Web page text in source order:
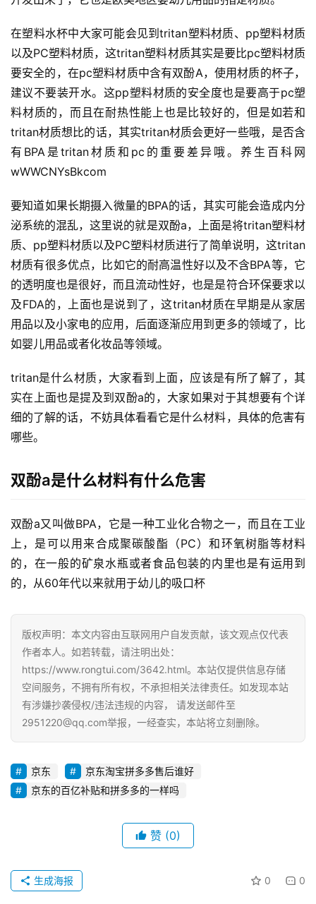
首
页
媒
G
O
优
观
察
运
营
货
在塑料水杯中大家可能会见到tritan塑料材质、pp塑料材质
以及PC塑料材质，这tritan塑料材质其实是要比pc塑料材质
要安全的，在pc塑料材质中含有双酚A，使用材质的杯子，
建议不要装开水。这pp塑料材质的安全度也是要高于pc塑
料材质的，而且在耐热性能上也是比较好的，但是如若和
tritan材质想比的话，其实tritan材质会更好一些哦，是否含
有BPA是tritan材质和pc的重要差异哦。养生百科网
wWWCNYsBkcom
要知道如果长期摄入微量的BPA的话，其实可能会造成内分
泌系统的混乱，这里说的就是双酚a，上面是将tritan塑料材
质、pp塑料材质以及PC塑料材质进行了简单说明，这tritan
材质有很多优点，比如它的耐高温性好以及不含BPA等，它
的透明度也是很好，而且流动性好，也是是符合环保要求以
及FDA的，上面也是说到了，这tritan材质在早期是从家居
用品以及小家电的应用，后面逐渐应用到更多的领域了，比
如婴儿用品或者化妆品等领域。
tritan是什么材质，大家看到上面，应该是有所了解了，其
实在上面也是提及到双酚a的，大家如果对于其想要有个详
细的了解的话，不妨具体看看它是什么材料，具体的危害有
哪些。
双酚a是什么材料有什么危害
双酚a又叫做BPA，它是一种工业化合物之一，而且在工业
上，是可以用来合成聚碳酸酯（PC）和环氧树脂等材料
的，在一般的矿泉水瓶或者食品包装的内里也是有运用到
的，从60年代以来就用于幼儿的吸口杯
版权声明：本文内容由互联网用户自发贡献，该文观点仅代表
作者本人。如若转载，请注明出处：
https://www.rongtui.com/3642.html。本站仅提供信息存储
空间服务，不拥有所有权，不承担相关法律责任。如发现本站
有涉嫌抄袭侵权/违法违规的内容， 请发送邮件至
2951220@qq.com举报，一经查实，本站将立刻删除。
京东
京东淘宝拼多多售后谁好
京东的百亿补贴和拼多多的一样吗
赞 (0)
0 0
生成海报